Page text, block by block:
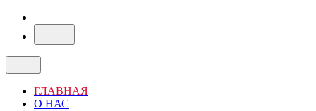
ГЛАВНАЯ
О НАС